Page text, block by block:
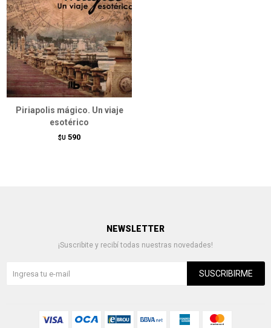
Piriapolis mágico. Un viaje
esotérico
$U 590
NEWSLETTER
¡Suscribite y recibí todas nuestras novedades!
SUSCRIBIRME